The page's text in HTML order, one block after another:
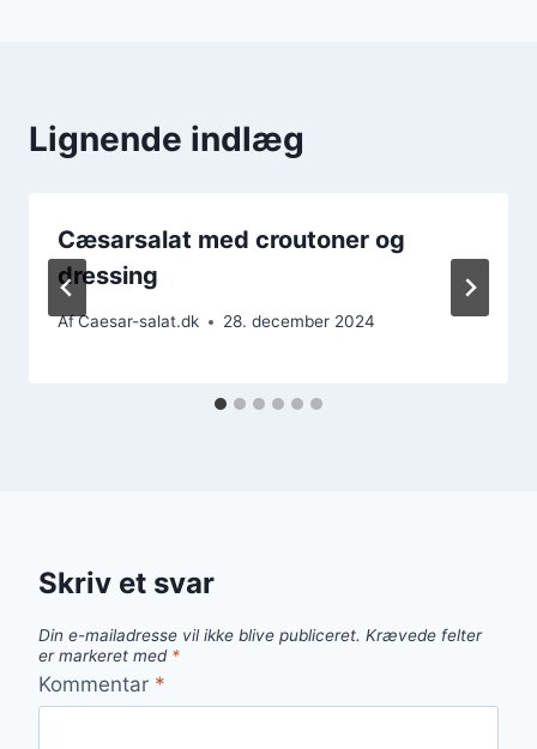
Lignende indlæg
Cæsarsalat med croutoner og
dressing
AfCaesar-salat.dk 28. december 2024
Skriv et svar
Din e-mailadresse vil ikke blive publiceret. Krævede felter
er markeret med *
Kommentar *